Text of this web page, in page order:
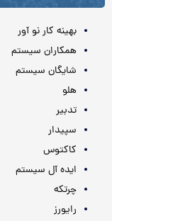
بهینه کار نو آور
همکاران سیستم
شایگان سیستم
هلو
تدبیر
سپیدار
کاکتوس
ایده آل سیستم
چرتکه
رایورز